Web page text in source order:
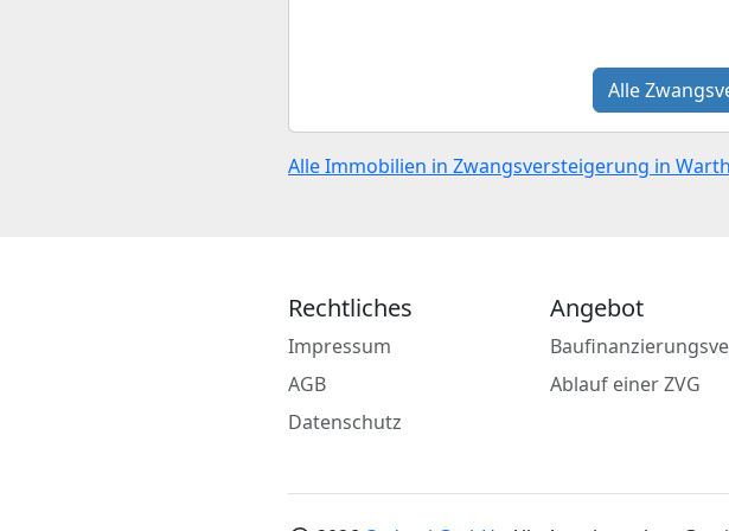
Alle
Alle Immobilien in Zwangsversteigerung in
Rechtliches
Impressum
AGB
Datenschutz
Angebot
Ablauf einer ZVG